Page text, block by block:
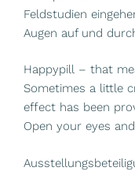
Feldstudien
Augen auf und
Happypill – that
Sometimes a little
effect has been
Open your eyes